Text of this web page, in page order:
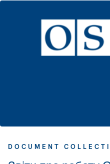
DOCUMENT